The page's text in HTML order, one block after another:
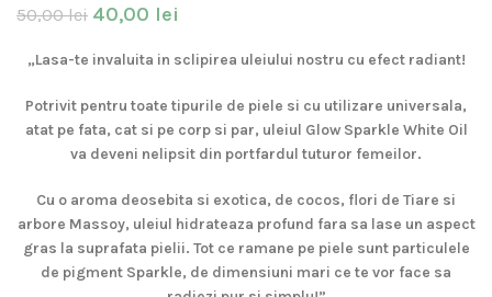
50,00lei 40,00 lei
„Lasa-te invaluita in sclipirea uleiului nostru cu efect radiant!
Potrivit pentru toate tipurile de piele si cu utilizare universala,
atat pe fata, cat si pe corp si par, uleiul Glow Sparkle White Oil
va deveni nelipsit din portfardul tuturor femeilor.
Cu o aroma deosebita si exotica, de cocos, flori de Tiare si
arbore Massoy, uleiul hidrateaza profund fara sa lase un aspect
gras la suprafata pielii. Tot ce ramane pe piele sunt particulele
de pigment Sparkle, de dimensiuni mari ce te vor face sa